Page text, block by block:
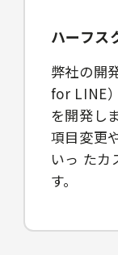
ハーフス
弊社の開
for LINE
を開発し
項目変更
いっ たカ
す。